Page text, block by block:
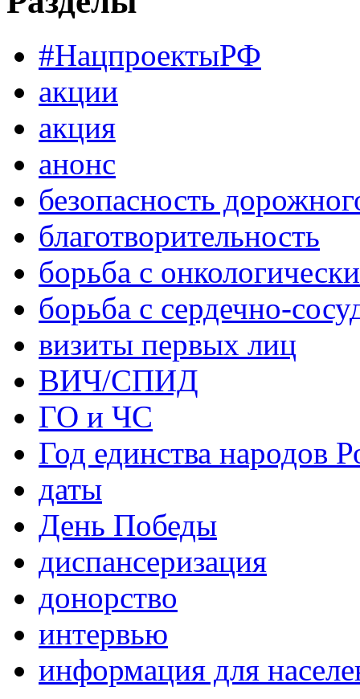
#НацпроектыРФ
акции
акция
анонс
безопасность
благотворительность
борьба с
борьба с сердечно-
визиты первых лиц
ВИЧ/СПИД
ГО и ЧС
Год единства народов
даты
День Победы
диспансеризация
донорство
интервью
информация для